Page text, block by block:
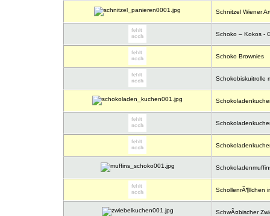
Schnitzel Wiener
Schoko – Kokos -
Schoko Brownies
Schokobiskuitrolle
SchollenrÃ¶llchen
SchwÃ¤bischer